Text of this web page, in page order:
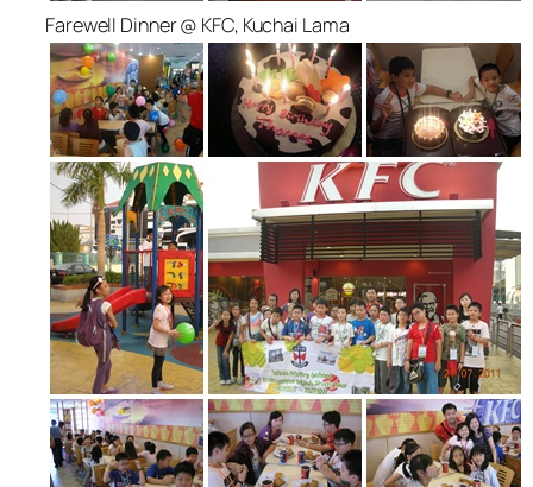
Farewell Dinner @ KFC, Kuchai Lama